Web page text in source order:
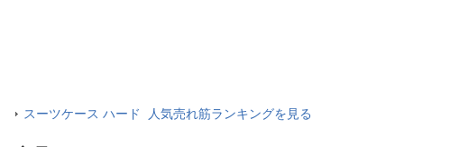
スーツケース ハード 人気売れ筋ランキングを見る